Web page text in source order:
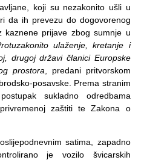
koji su nezakonito ušli u
da ih prevezu do dogovorenog
kaznene prijave zbog sumnje u
ulaženje, kretanje i
drugoj državi članici Europske
prostora , predani pritvorskom
posavske. Prema stranim
sukladno odredbama
zaštiti te Zakona o
satima, zapadno
je vozilo švicarskih